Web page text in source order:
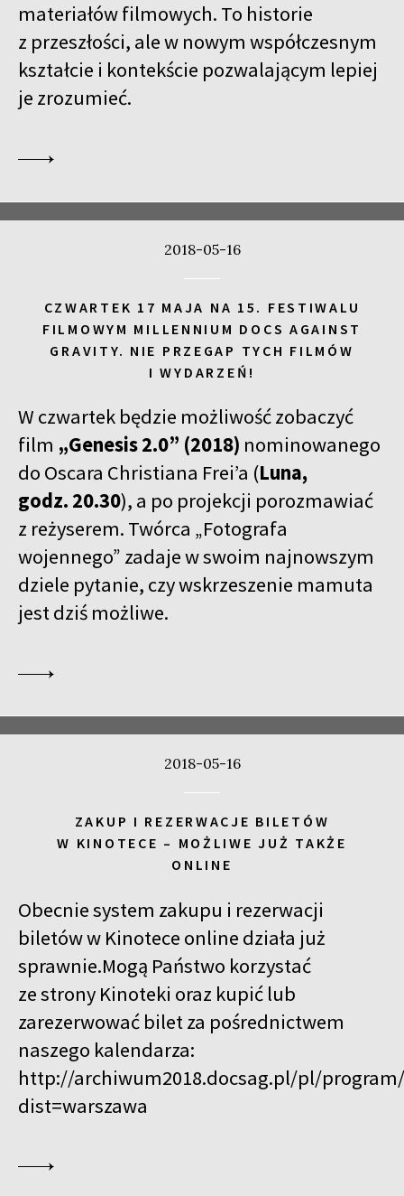
materiałów filmowych. To historie
z przeszłości, ale w nowym współczesnym
kształcie i kontekście pozwalającym lepiej
je zrozumieć.
2018-05-16
CZWARTEK 17 MAJA NA 15. FESTIWALU
FILMOWYM MILLENNIUM DOCS AGAINST
GRAVITY. NIE PRZEGAP TYCH FILMÓW
I WYDARZEŃ!
W czwartek będzie możliwość zobaczyć
film „Genesis 2.0” (2018) nominowanego
do Oscara Christiana Frei’a (Luna,
godz. 20.30), a po projekcji porozmawiać
z reżyserem. Twórca „Fotografa
wojennego” zadaje w swoim najnowszym
dziele pytanie, czy wskrzeszenie mamuta
jest dziś możliwe.
2018-05-16
ZAKUP I REZERWACJE BILETÓW
W KINOTECE – MOŻLIWE JUŻ TAKŻE
ONLINE
Obecnie system zakupu i rezerwacji
biletów w Kinotece online działa już
sprawnie.Mogą Państwo korzystać
ze strony Kinoteki oraz kupić lub
zarezerwować bilet za pośrednictwem
naszego kalendarza:
http://archiwum2018.docsag.pl/pl/
dist=warszawa